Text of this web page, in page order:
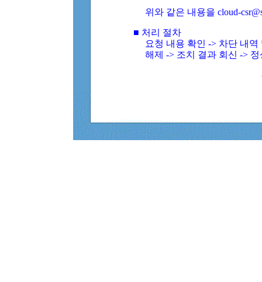
위와 같은 내용을 cloud-
■ 처리 절차
요청 내용 확인 -> 차단 내
해제 -> 조치 결과 회신 ->